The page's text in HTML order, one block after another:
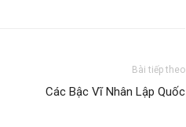
Bài tiếp theo
Các Bậc Vĩ Nhân Lập Quốc